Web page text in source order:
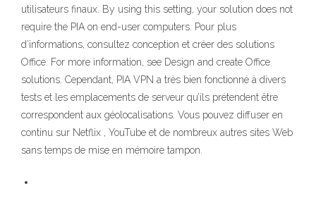
utilisateurs finaux. By using this setting, your solution does not
require the PIA on end-user computers. Pour plus
d’informations, consultez conception et créer des solutions
Office. For more information, see Design and create Office
solutions. Cependant, PIA VPN a très bien fonctionné à divers
tests et les emplacements de serveur qu’ils prétendent être
correspondent aux géolocalisations. Vous pouvez diffuser en
continu sur Netflix , YouTube et de nombreux autres sites Web
sans temps de mise en mémoire tampon.